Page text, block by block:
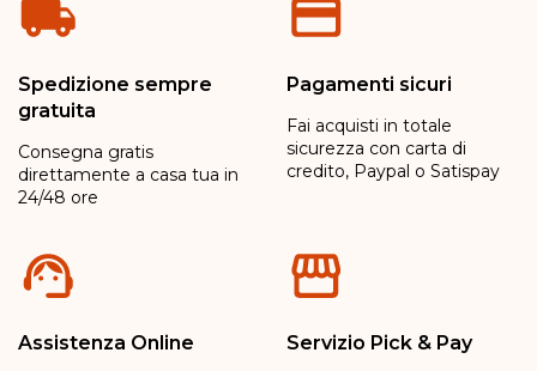
Spedizione sempre
gratuita
Consegna gratis
direttamente a casa tua in
24/48 ore
Pagamenti sicuri
Fai acquisti in totale
sicurezza con carta di
credito, Paypal o Satispay
Assistenza Online Servizio Pick & Pay